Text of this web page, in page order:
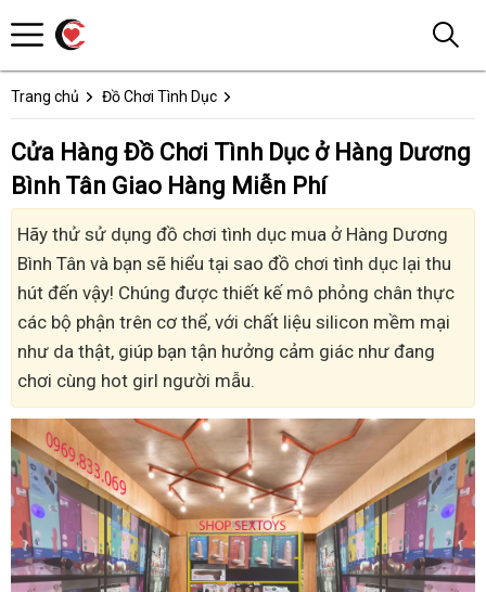
Trang chủ Đồ Chơi Tình Dục
Cửa Hàng Đồ Chơi Tình Dục ở Hàng Dương
Bình Tân Giao Hàng Miễn Phí
Hãy thử sử dụng đồ chơi tình dục mua ở Hàng Dương
Bình Tân và bạn sẽ hiểu tại sao đồ chơi tình dục lại thu
hút đến vậy! Chúng được thiết kế mô phỏng chân thực
các bộ phận trên cơ thể, với chất liệu silicon mềm mại
như da thật, giúp bạn tận hưởng cảm giác như đang
chơi cùng hot girl người mẫu.